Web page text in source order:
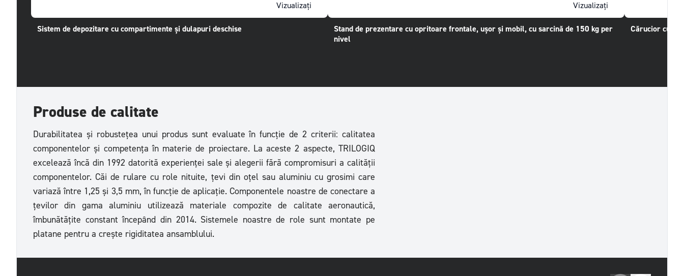
Vizualizați
Sistem de depozitare cu compartimente și dulapuri deschise
Vizualizați
Stand de prezentare cu opritoare frontale, ușor și mobil, cu sarcină de 150 kg per
nivel
Cărucior cu
Produse de calitate
Durabilitatea și robustețea unui produs sunt evaluate în funcție de 2 criterii: calitatea
componentelor și competența în materie de proiectare. La aceste 2 aspecte, TRILOGIQ
excelează încă din 1992 datorită experienței sale și alegerii fără compromisuri a calității
componentelor. Căi de rulare cu role nituite, țevi din oțel sau aluminiu cu grosimi care
variază între 1,25 și 3,5 mm, în funcție de aplicație. Componentele noastre de conectare a
țevilor din gama aluminiu utilizează materiale compozite de calitate aeronautică,
îmbunătățite constant începând din 2014. Sistemele noastre de role sunt montate pe
platane pentru a crește rigiditatea ansamblului.